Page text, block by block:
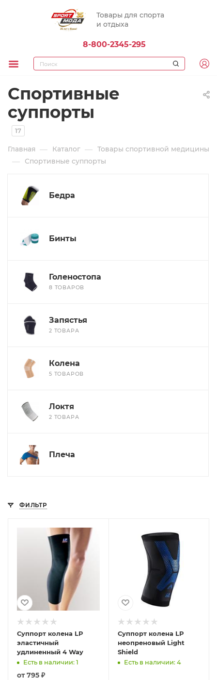
Товары для спорта
и отдыха
8-800-2345-295
Спортивные
суппорты
17
Главная — Каталог — Товары спортивной медицины
— Спортивные суппорты
Бедра
Бинты
Голеностопа
8 ТОВАРОВ
Запястья
2 ТОВАРА
Колена
5 ТОВАРОВ
Локтя
2 ТОВАРА
Плеча
ФИЛЬТР
Суппорт колена LP
эластичный
удлиненный 4 Way
Есть в наличии: 1
от795 ₽
Суппорт колена LP
неопреновый Light
Shield
Есть в наличии: 4